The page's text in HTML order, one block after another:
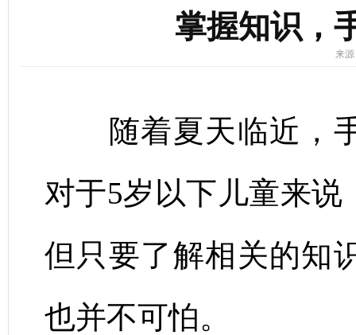
掌握知识，
来
随着夏天临近，手
对于5岁以下儿童来
但只要了解相关的知
也并不可怕。